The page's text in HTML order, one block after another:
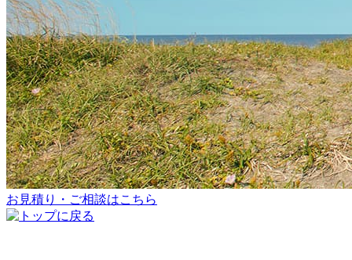
お見積り・ご相談はこちら